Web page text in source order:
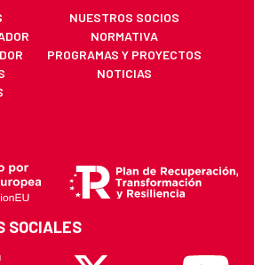
NUESTROS SOCIOS
NORMATIVA
PROGRAMAS Y PROYECTOS
NOTICIAS
SOCIALES